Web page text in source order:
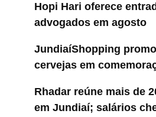
Hopi Hari oferece
advogados em agosto
JundiaíShopping
cervejas em
Rhadar reúne mais de
em Jundiaí; salários